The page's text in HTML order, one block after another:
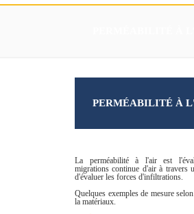
PERMÉABILITÉ À
La perméabilité à l'air est
migrations continue d'air à travers
d'évaluer les forces d'infiltrations.
Quelques exemples de mesure
la matériaux.